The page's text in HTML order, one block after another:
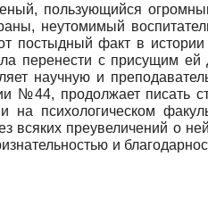
пользующийся
неутомимый
постыдный факт в истории
перенести с присущим ей
научную и
№44, продолжает писать
на психологическом
всяких преувеличений о
и